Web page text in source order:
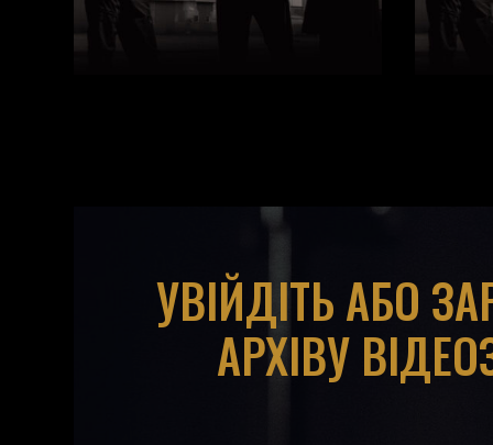
УВІЙДІТЬ АБО
АРХІВУ